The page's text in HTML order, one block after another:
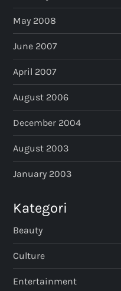
May 2008
June 2007
April 2007
August 2006
December 2004
August 2003
January 2003
Kategori
Beauty
Culture
Entertainment